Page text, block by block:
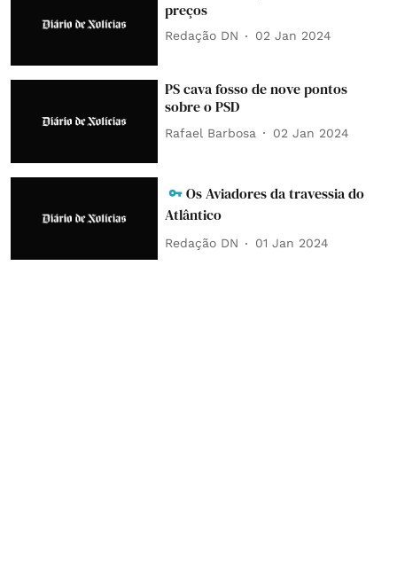
preços
Redação DN 02 Jan 2024
PS cava fosso de nove pontos
sobre o PSD
Rafael Barbosa 02 Jan 2024
Os Aviadores da travessia do
Atlântico
Redação DN 01 Jan 2024